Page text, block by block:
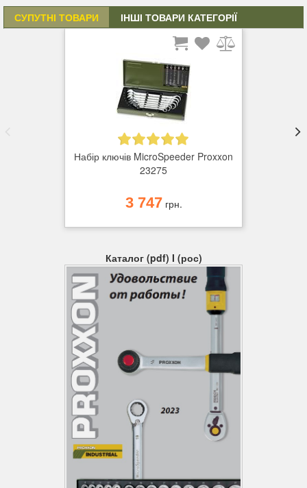
СУПУТНІ ТОВАРИ ІНШІ ТОВАРИ КАТЕГОРІЇ
Набір ключів MicroSpeeder Proxxon
23275
3 747грн.
Каталог (pdf) I (рос)